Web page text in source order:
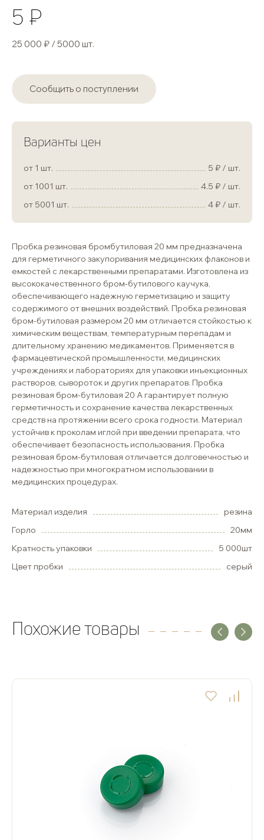
5 ₽
25 000 ₽ / 5000 шт.
Сообщить о поступлении
Варианты цен
от 1 шт. 5
/ шт.
от 1001 шт.
4.5
/ шт.
от 5001 шт.
4 / шт.
Пробка резиновая бромбутиловая 20 мм предназначена
для герметичного закупоривания медицинских флаконов и
емкостей с лекарственными препаратами. Изготовлена из
высококачественного бром-бутилового каучука,
обеспечивающего надежную герметизацию и защиту
содержимого от внешних воздействий. Пробка резиновая
бром-бутиловая размером 20 мм отличается стойкостью к
химическим веществам, температурным перепадам и
длительному хранению медикаментов. Применяется в
фармацевтической промышленности, медицинских
учреждениях и лабораториях для упаковки инъекционных
растворов, сывороток и других препаратов. Пробка
резиновая бром-бутиловая 20 А гарантирует полную
герметичность и сохранение качества лекарственных
средств на протяжении всего срока годности. Материал
устойчив к проколам иглой при введении препарата, что
обеспечивает безопасность использования. Пробка
резиновая бром-бутиловая отличается долговечностью и
надежностью при многократном использовании в
медицинских процедурах.
Материал изделия
резина
Горло
20мм
Кратность упаковки
5 000шт
Цвет пробки
серый
Похожие товары